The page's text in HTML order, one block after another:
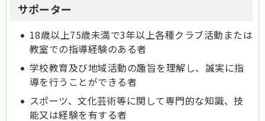
サポーター
18歳以上75歳未満で3年以上各種クラブ活動または
教室での指導経験のある者
学校教育及び地域活動の趣旨を理解し、誠実に指
導を行うことができる者
スポーツ、文化芸術等に関して専門的な知識、技
能又は経験を有する者